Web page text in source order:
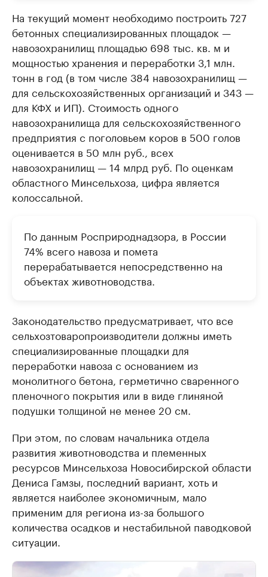
На текущий момент необходимо построить 727
бетонных специализированных площадок —
навозохранилищ площадью 698 тыс. кв. м и
мощностью хранения и переработки 3,1 млн.
тонн в год (в том числе 384 навозохранилищ —
для сельскохозяйственных организаций и 343 —
для КФХ и ИП). Стоимость одного
навозохранилища для сельскохозяйственного
предприятия с поголовьем коров в 500 голов
оценивается в 50 млн руб., всех
навозохранилищ — 14 млрд руб. По оценкам
областного Минсельхоза, цифра является
колоссальной.
По данным Росприроднадзора, в России
74% всего навоза и помета
перерабатывается непосредственно на
объектах животноводства.
Законодательство предусматривает, что все
сельхозтоваропроизводители должны иметь
специализированные площадки для
переработки навоза с основанием из
монолитного бетона, герметично сваренного
пленочного покрытия или в виде глиняной
подушки толщиной не менее 20 см.
При этом, по словам начальника отдела
развития животноводства и племенных
ресурсов Минсельхоза Новосибирской области
Дениса Гамзы, последний вариант, хоть и
является наиболее экономичным, мало
применим для региона из-за большого
количества осадков и нестабильной паводковой
ситуации.